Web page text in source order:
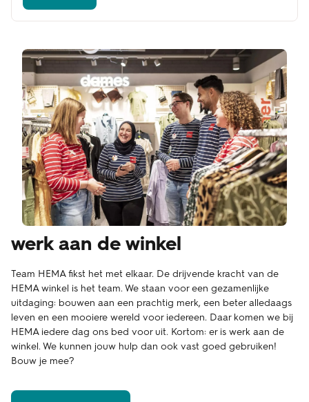
werk aan de winkel
Team HEMA fikst het met elkaar. De drijvende kracht van de
HEMA winkel is het team. We staan voor een gezamenlijke
uitdaging: bouwen aan een prachtig merk, een beter alledaags
leven en een mooiere wereld voor iedereen. Daar komen we bij
HEMA iedere dag ons bed voor uit. Kortom: er is werk aan de
winkel. We kunnen jouw hulp dan ook vast goed gebruiken!
Bouw je mee?